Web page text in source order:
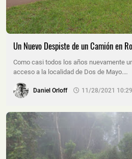
Un Nuevo Despiste de un Camión en
Como casi todos los años nuevamente
acceso a la localidad de Dos de Mayo.…
Daniel Orloff 11/28/2021